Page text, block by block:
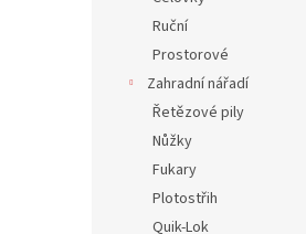
Ruční
Prostorové
Zahradní nářadí
Řetězové pily
Nůžky
Fukary
Plotostřih
Quik-Lok